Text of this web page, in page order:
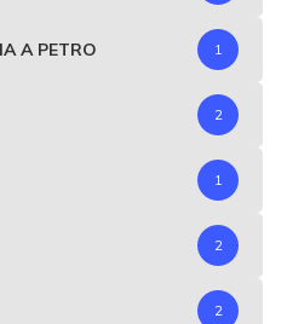
A PETRO 1
2
1
2
2